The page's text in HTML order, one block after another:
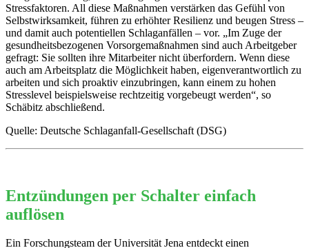
Stressfaktoren. All diese Maßnahmen verstärken das Gefühl von
Selbstwirksamkeit, führen zu erhöhter Resilienz und beugen Stress –
und damit auch potentiellen Schlaganfällen – vor. „Im Zuge der
gesundheitsbezogenen Vorsorgemaßnahmen sind auch Arbeitgeber
gefragt: Sie sollten ihre Mitarbeiter nicht überfordern. Wenn diese
auch am Arbeitsplatz die Möglichkeit haben, eigenverantwortlich zu
arbeiten und sich proaktiv einzubringen, kann einem zu hohen
Stresslevel beispielsweise rechtzeitig vorgebeugt werden“, so
Schäbitz abschließend.
Quelle: Deutsche Schlaganfall-Gesellschaft (DSG)
Entzündungen per Schalter einfach
auflösen
Ein Forschungsteam der Universität Jena entdeckt einen